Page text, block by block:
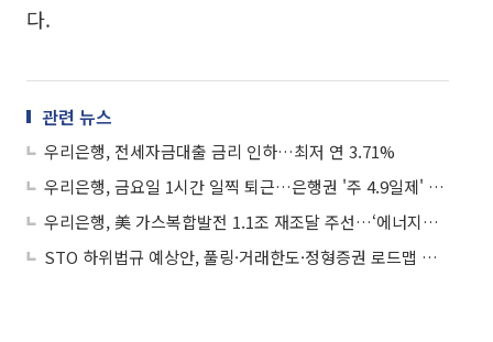
다.
관련 뉴스
우리은행, 전세자금대출 금리 인하…최저 연 3.71%
우리은행, 금요일 1시간 일찍 퇴근…은행권 '주 4.9일제' 확산
우리은행, 美 가스복합발전 1.1조 재조달 주선…‘에너지금융’ 확대
STO 하위법규 예상안, 풀링·거래한도·정형증권 로드맵 제시